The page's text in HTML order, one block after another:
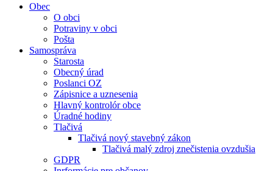
Obec
O obci
Potraviny v obci
Pošta
Samospráva
Starosta
Obecný úrad
Poslanci OZ
Zápisnice a uznesenia
Hlavný kontrolór obce
Úradné hodiny
Tlačivá
Tlačivá nový stavebný zákon
Tlačivá malý zdroj znečistenia ovzdušia
GDPR